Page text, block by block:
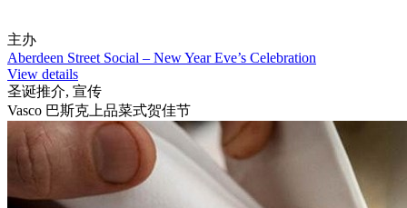
主办
Aberdeen Street Social – New Year Eve’s Celebration
View details
圣诞推介, 宣传
Vasco 巴斯克上品菜式贺佳节